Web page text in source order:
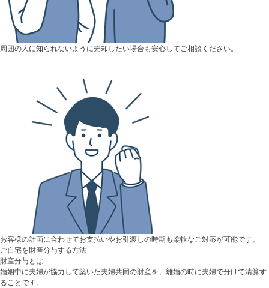
周囲の人に知られないように売却したい場合も安心してご相談ください。
お客様の計画に合わせてお支払いやお引渡しの時期も柔軟なご対応が可能です。
ご自宅を財産分与する方法
財産分与とは
婚姻中に夫婦が協力して築いた夫婦共同の財産を、離婚の時に夫婦で分けて清算す
ることです。